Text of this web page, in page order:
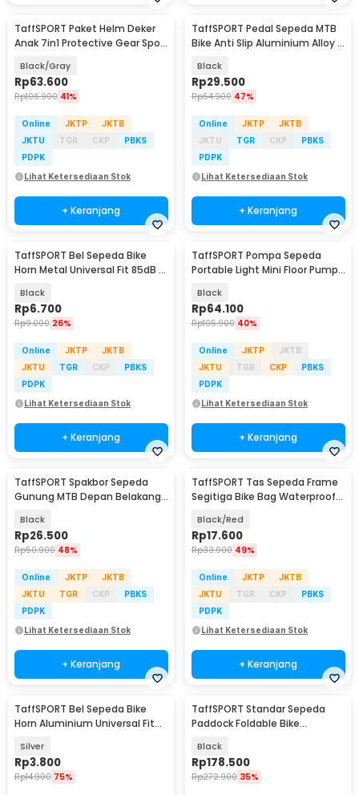
TaffSPORT Paket Helm Deker
Anak 7in1 Protective Gear Sport
Black/Gray
Rp63.600
Rp106.900 41%
Online JKTP
JKTB
JKTU
TGR CKP
PBKS
PDPK
Lihat Ketersediaan Stok
+ Keranjang
TaffSPORT Pedal Sepeda MTB
Bike Anti Slip Aluminium Alloy -
Black
Rp29.500
Rp54.900 47%
Online JKTP
JKTB
JKTU
TGR CKP
PBKS
PDPK
Lihat Ketersediaan Stok
+ Keranjang
TaffSPORT Bel Sepeda Bike
Horn Metal Universal Fit 85dB -
Black
Rp6.700
Rp9.000 26%
Online JKTP
JKTB
JKTU
TGR CKP
PBKS
PDPK
Lihat Ketersediaan Stok
+ Keranjang
TaffSPORT Pompa Sepeda
Portable Light Mini Floor Pump
Black
Rp64.100
Rp105.900 40%
Online JKTP
JKTB
JKTU
TGR CKP
PBKS
PDPK
Lihat Ketersediaan Stok
+ Keranjang
TaffSPORT Spakbor Sepeda
Gunung MTB Depan Belakang
Black
Rp26.500
Rp50.900 48%
Online JKTP
JKTB
JKTU
TGR CKP
PBKS
PDPK
Lihat Ketersediaan Stok
+ Keranjang
TaffSPORT Tas Sepeda Frame
Segitiga Bike Bag Waterproof
Black/Red
Rp17.600
Rp33.900 49%
Online JKTP
JKTB
JKTU
TGR CKP
PBKS
PDPK
Lihat Ketersediaan Stok
+ Keranjang
TaffSPORT Bel Sepeda Bike
Horn Aluminium Universal Fit
Silver
Rp3.800
Rp14.900 75%
TaffSPORT Standar Sepeda
Paddock Foldable Bike
Black
Rp178.500
Rp272.900 35%